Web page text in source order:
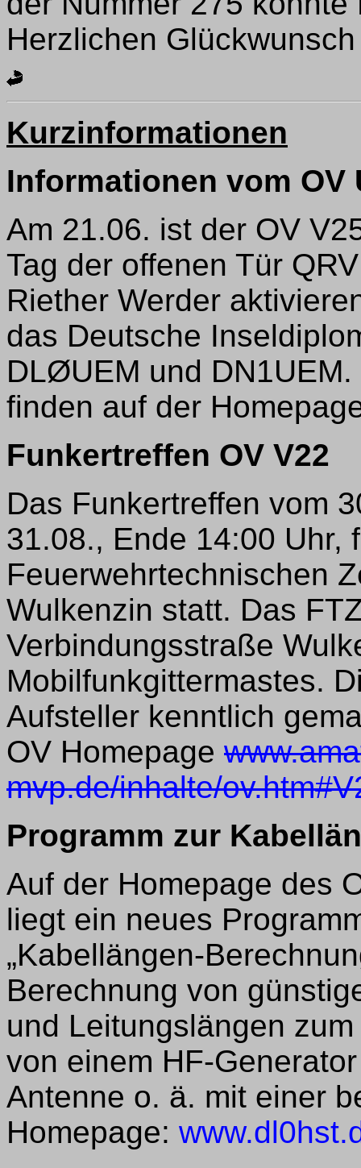
Herzlichen
Kurzinformationen
Informationen vom OV
Am 21.06. ist der OV
Tag der offenen Tür
Riether Werder
das Deutsche
DLØUEM und
finden auf der
Funkertreffen OV V22
Das Funkertreffen vom
31.08., Ende 14:00 Uhr,
Feuerwehrtechnischen
Wulkenzin statt. Das
Verbindungsstraße
Mobilfunkgittermastes.
Aufsteller kenntlich
OV Homepage
mvp.de/inhalte/
Programm zur
Auf der Homepage des
liegt ein neues
„Kabellängen-
Berechnung von
und Leitungslängen
von einem HF-
Antenne o. ä. mit einer
Homepage: